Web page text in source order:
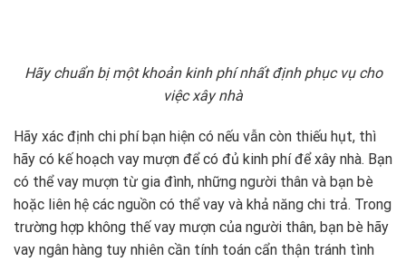
Hãy chuẩn bị một khoản kinh phí nhất định phục vụ cho
việc xây nhà
Hãy xác định chi phí bạn hiện có nếu vẫn còn thiếu hụt, thì
hãy có kế hoạch vay mượn để có đủ kinh phí để xây nhà. Bạn
có thể vay mượn từ gia đình, những người thân và bạn bè
hoặc liên hệ các nguồn có thể vay và khả năng chi trả. Trong
trường hợp không thế vay mượn của người thân, bạn bè hãy
vay ngân hàng tuy nhiên cần tính toán cẩn thận tránh tình